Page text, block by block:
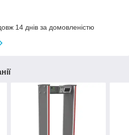
14 днів за домовленістю